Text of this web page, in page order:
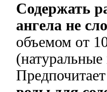
Содержать
ангела не
объемом от